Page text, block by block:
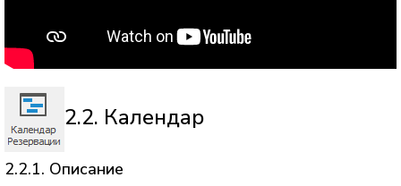
2.2. Календар
2.2.1. Описание